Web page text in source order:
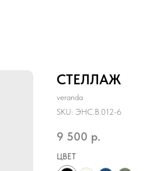
СТЕЛЛАЖ
veranda
SKU: ЭНС.B.012-6
9 500 р.
ЦВЕТ